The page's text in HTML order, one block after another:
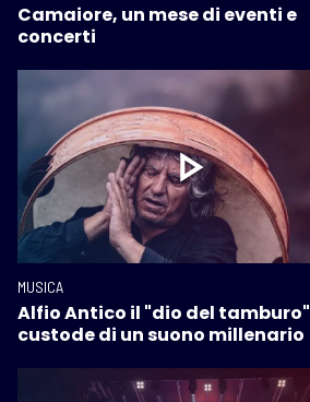
Camaiore, un mese di eventi e
concerti
MUSICA
Alfio Antico il "dio del tamburo"
custode di un suono millenario